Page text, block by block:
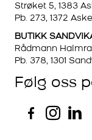
Strøket 5, 1383
Pb. 273, 1372
BUTIKK
Rådmann
Pb. 378, 1301
Følg oss